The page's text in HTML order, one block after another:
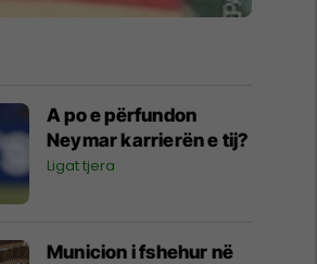
A po e përfundon
Neymar karrierën e tij?
Ligat tjera
Municion i fshehur në